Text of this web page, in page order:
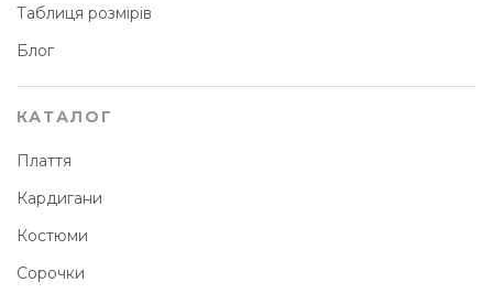
Таблиця розмірів
Блог
КАТАЛОГ
Плаття
Кардигани
Костюми
Сорочки